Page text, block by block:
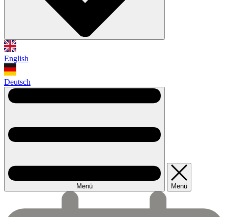
English
Deutsch
Menü Menü